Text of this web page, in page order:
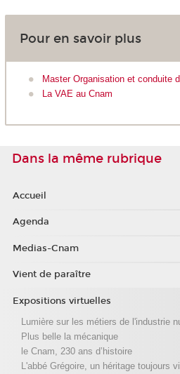
Pour en savoir plus
Master Organisation et conduite
La VAE au Cnam
Dans la même rubrique
Accueil
Agenda
Medias-Cnam
Vient de paraître
Expositions virtuelles
Lumière sur les métiers de l'industrie
Plus belle la mécanique
le Cnam, 230 ans d’histoire
L'abbé Grégoire, un héritage toujours